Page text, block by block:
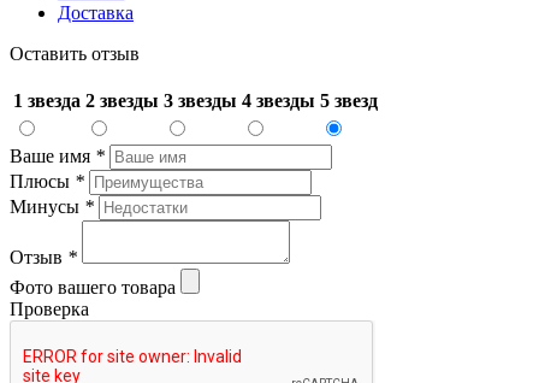
Доставка
Оставить отзыв
1 звезда 2 звезды 3 звезды 4 звезды 5 звезд
Ваше имя *
Плюсы *
Минусы *
Отзыв *
Фото вашего товара
Проверка